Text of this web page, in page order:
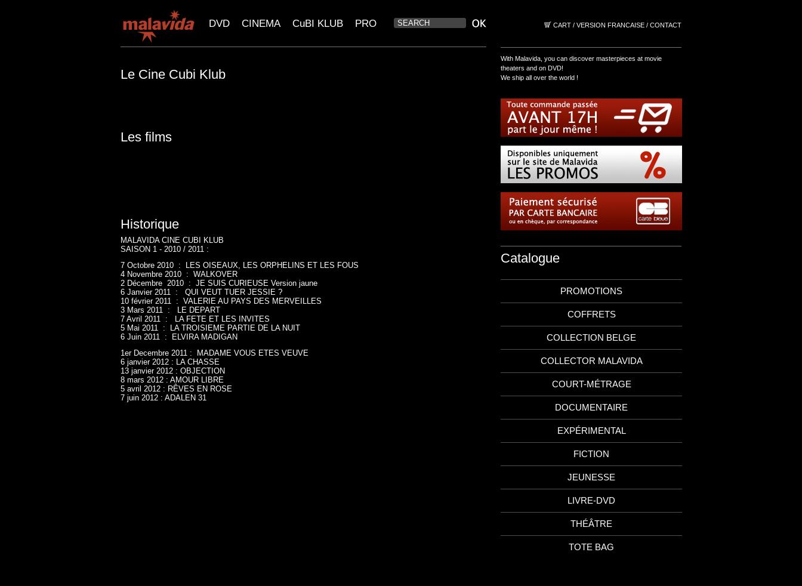
DVD CINEMA CuBI KLUB PRO
Le Cine Cubi Klub
Les films
Historique
MALAVIDA CINE CUBI KLUB
SAISON 1 - 2010 / 2011 :
7 Octobre 2010 : LES OISEAUX, LES ORPHELINS ET LES FOUS
4 Novembre 2010 : WALKOVER
2 Décembre 2010 : JE SUIS CURIEUSE Version jaune
6 Janvier 2011 : QUI VEUT TUER JESSIE ?
10 février 2011 : VALERIE AU PAYS DES MERVEILLES
3 Mars 2011 : LE DEPART
7 Avril 2011 : LA FETE ET LES INVITES
5 Mai 2011 : LA TROISIEME PARTIE DE LA NUIT
6 Juin 2011 : ELVIRA MADIGAN
1er Decembre 2011 : MADAME VOUS ETES VEUVE
6 janvier 2012 : LA CHASSE
13 janvier 2012 : OBJECTION
8 mars 2012 : AMOUR LIBRE
5 avril 2012 : RÊVES EN ROSE
7 juin 2012 : ADALEN 31
CART / VERSION FRANCAISE / CONTACT
With Malavida, you can discover masterpieces at movie
theaters and on DVD!
We ship all over the world !
Catalogue
PROMOTIONS
COFFRETS
COLLECTION BELGE
COLLECTOR MALAVIDA
COURT-MÉTRAGE
DOCUMENTAIRE
EXPÉRIMENTAL
FICTION
JEUNESSE
LIVRE-DVD
THÉÂTRE
TOTE BAG